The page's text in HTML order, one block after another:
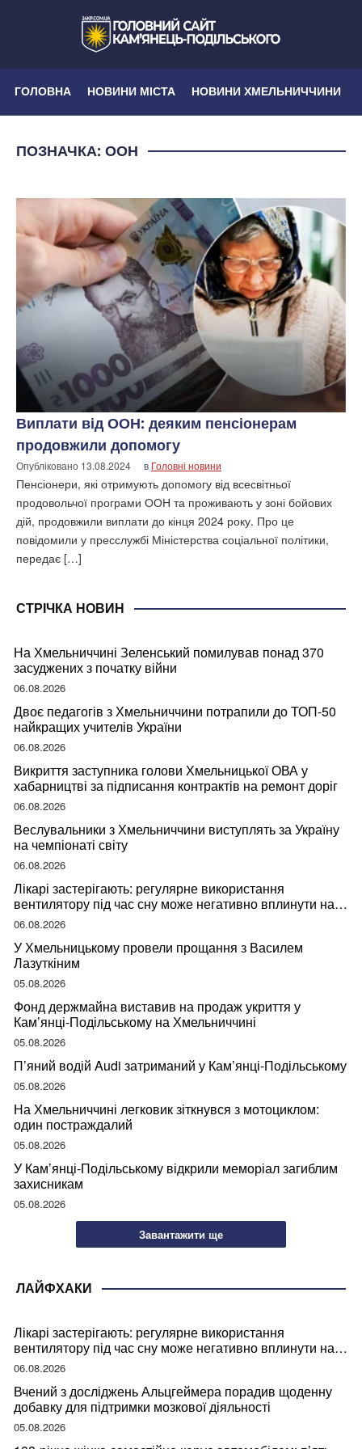
ГОЛОВНА НОВИНИ МІСТА НОВИНИ ХМЕЛЬНИЧЧИНИ
ПОЗНАЧКА: ООН
Виплати від ООН: деяким пенсіонерам
продовжили допомогу
Опубліковано 13.08.2024 в Головні новини
Пенсіонери, які отримують допомогу від всесвітньої
продовольчої програми ООН та проживають у зоні бойових
дій, продовжили виплати до кінця 2024 року. Про це
повідомили у пресслужбі Міністерства соціальної політики,
передає […]
СТРІЧКА НОВИН
На Хмельниччині Зеленський помилував понад 370
засуджених з початку війни
06.08.2026
Двоє педагогів з Хмельниччини потрапили до ТОП-50
найкращих учителів України
06.08.2026
Викриття заступника голови Хмельницької ОВА у
хабарництві за підписання контрактів на ремонт доріг
06.08.2026
Веслувальники з Хмельниччини виступлять за Україну
на чемпіонаті світу
06.08.2026
Лікарі застерігають: регулярне використання
вентилятору під час сну може негативно вплинути на
ваше здоров’я
06.08.2026
У Хмельницькому провели прощання з Василем
Лазуткіним
05.08.2026
Фонд держмайна виставив на продаж укриття у
Кам’янці-Подільському на Хмельниччині
05.08.2026
П’яний водій Audi затриманий у Кам’янці-Подільському
05.08.2026
На Хмельниччині легковик зіткнувся з мотоциклом:
один постраждалий
05.08.2026
У Кам’янці-Подільському відкрили меморіал загиблим
захисникам
05.08.2026
Завантажити ще
ЛАЙФХАКИ
Лікарі застерігають: регулярне використання
вентилятору під час сну може негативно вплинути на
ваше здоров’я
06.08.2026
Вчений з досліджень Альцгеймера порадив щоденну
добавку для підтримки мозкової діяльності
05.08.2026